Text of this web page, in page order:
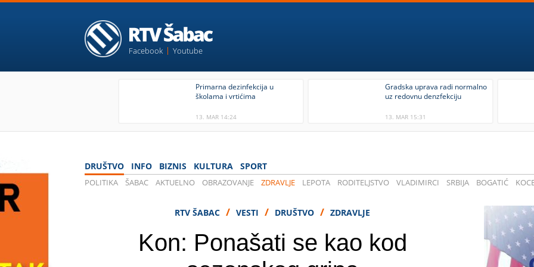
Facebook Youtube
Primarna dezinfekcija u
školama i vrtićima
13. MAR 14:24
Gradska uprava radi normalno
uz redovnu denzfekciju
13. MAR 15:31
DRUŠTVO INFO BIZNIS KULTURA SPORT
POLITIKA ŠABAC AKTUELNO OBRAZOVANJE ZDRAVLJE LEPOTA RODITELJSTVO VLADIMIRCI SRBIJA BOGATIĆ
RTV ŠABAC / VESTI / DRUŠTVO / ZDRAVLJE
Kon: Ponašati se kao kod